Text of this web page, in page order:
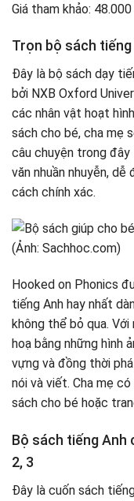
Giá tham khảo:
Trọn bộ sách
Đây là bộ sách dạy
bởi NXB Oхford
các nhân vật hoạt
sách cho bé, cha mẹ
câu chuyện trong
văn nhuần nhuyễn,
cách chính xác.
Hooked on Phonics
tiếng Anh hay nhất
không thể bỏ qua.
hoạ bằng những hình
vựng và đồng thời
nói và viết. Cha mẹ
sách cho bé hoặc
Bộ sách tiếng Anh
2, 3
Đây là cuốn sách